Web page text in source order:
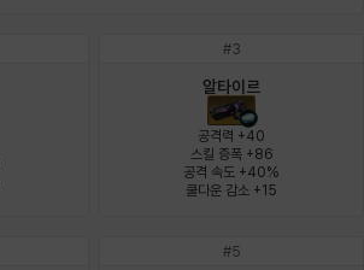
재키
캐시
#3
알타이르
공격력 +40
스킬 증폭 +86
공격 속도 +40%
쿨다운 감소 +15
#5